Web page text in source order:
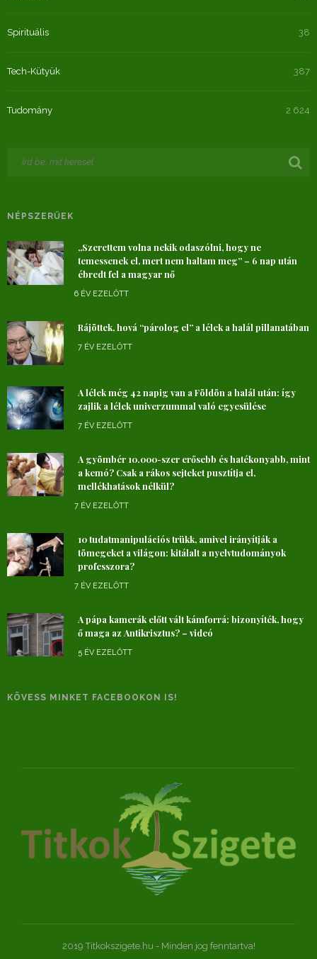
Spirituális 38
Tech-Kütyük 387
Tudomány 2 624
NÉPSZERŰEK
„Szerettem volna nekik odaszólni, hogy ne
temessenek el, mert nem haltam meg” – 6 nap után
ébredt fel a magyar nő
6 ÉV EZELŐTT
Rájöttek, hová “párolog el” a lélek a halál pillanatában
7 ÉV EZELŐTT
A lélek még 42 napig van a Földön a halál után: így
zajlik a lélek univerzummal való egyesülése
7 ÉV EZELŐTT
A gyömbér 10.000-szer erősebb és hatékonyabb, mint
a kemó? Csak a rákos sejteket pusztítja el,
mellékhatások nélkül?
7 ÉV EZELŐTT
10 tudatmanipulációs trükk, amivel irányítják a
tömegeket a világon: kitálalt a nyelvtudományok
professzora?
7 ÉV EZELŐTT
A pápa kamerák előtt vált kámforrá: bizonyíték, hogy
ő maga az Antikrisztus? – videó
5 ÉV EZELŐTT
KÖVESS MINKET FACEBOOKON IS!
2019 Titkokszigete.hu - Minden jog fenntartva!